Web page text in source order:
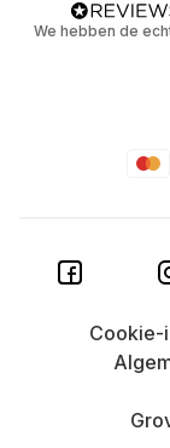
We hebben de
Cookie-